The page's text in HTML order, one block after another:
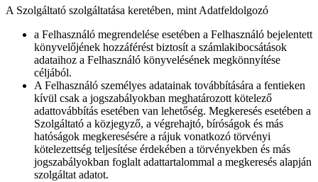
A Szolgáltató szolgáltatása keretében, mint Adatfeldolgozó
a Felhasználó megrendelése esetében a Felhasználó bejelentett
könyvelőjének hozzáférést biztosít a számlakibocsátások
adataihoz a Felhasználó könyvelésének megkönnyítése
céljából.
A Felhasználó személyes adatainak továbbítására a fentieken
kívül csak a jogszabályokban meghatározott kötelező
adattovábbítás esetében van lehetőség. Megkeresés esetében a
Szolgáltató a közjegyző, a végrehajtó, bíróságok és más
hatóságok megkeresésére a rájuk vonatkozó törvényi
kötelezettség teljesítése érdekében a törvényekben és más
jogszabályokban foglalt adattartalommal a megkeresés alapján
szolgáltat adatot.